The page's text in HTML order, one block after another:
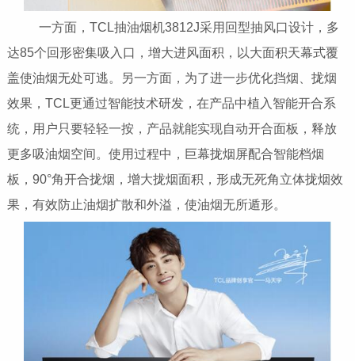
一方面，TCL抽油烟机3812J采用回型抽风口设计，多
达85个回形密集吸入口，增大进风面积，以大面积天幕式覆
盖使油烟无处可逃。另一方面，为了进一步优化挡烟、拢烟
效果，TCL更通过智能技术研发，在产品中植入智能开合系
统，用户只要轻轻一按，产品就能实现自动开合面板，释放
更多吸油烟空间。使用过程中，巨幕拢烟屏配合智能档烟
板，90°角开合拢烟，增大拢烟面积，形成无死角立体拢烟效
果，有效防止油烟扩散和外溢，使油烟无所遁形。